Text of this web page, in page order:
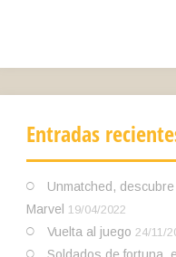
Entradas
Unmatched,
Marvel 19/04/2022
Vuelta al juego 24/11/
Soldados de fortuna,